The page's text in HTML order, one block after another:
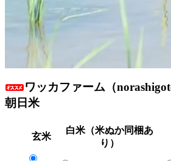
ワッカファーム（
朝日米
玄米
白米（米ぬか同梱あ
り）